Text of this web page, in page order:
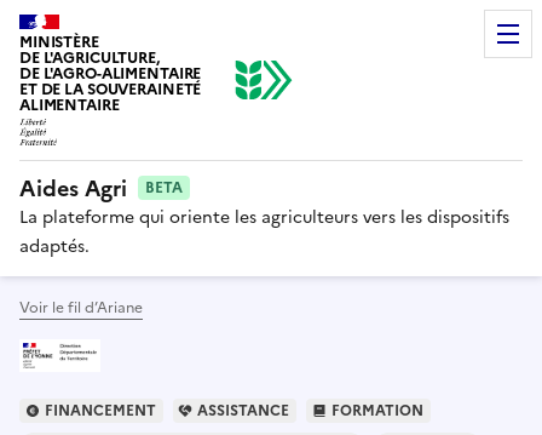
MINISTÈRE
DE L'AGRICULTURE,
DE L'AGRO-ALIMENTAIRE
ET DE LA SOUVERAINETÉ
ALIMENTAIRE
Aides Agri BETA
La plateforme qui oriente les agriculteurs vers les dispositifs
adaptés.
Voir le fil d’Ariane
FINANCEMENT ASSISTANCE
FORMATION